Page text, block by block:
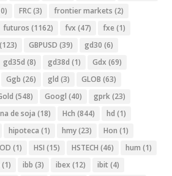
FRC(3) frontier markets (2)
futuros (1162) fvx (47) fxe (1)
(123) GBPUSD (39) gd30 (6)
gd35d (8) gd38d (1) Gdx (69)
Ggb (26) gld (3) GLOB (63)
(548) Googl (40) gprk(23)
de soja (18) Hch (844) hd (1)
hipoteca (1) hmy(23) Hon (1)
(1) HSI (15) HSTECH (46) hum (1)
(1) ibb (3) ibex (12) ibit (4)